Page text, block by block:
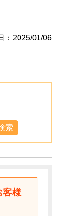
：2025/01/06
客様